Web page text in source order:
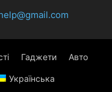
Гаджети Авто
Українська